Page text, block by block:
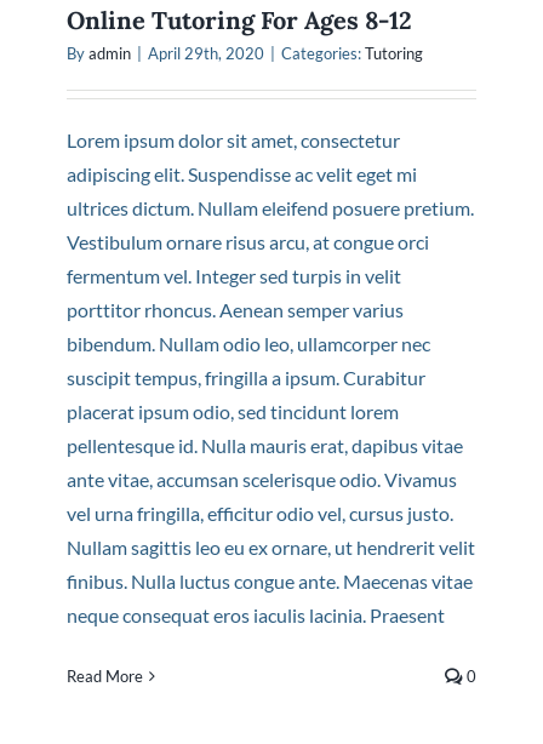
Online Tutoring For Ages 8-12
Byadmin April 29th, 2020 Categories:Tutoring
Lorem ipsum dolor sit amet, consectetur
adipiscing elit. Suspendisse ac velit eget mi
ultrices dictum. Nullam eleifend posuere pretium.
Vestibulum ornare risus arcu, at congue orci
fermentum vel. Integer sed turpis in velit
porttitor rhoncus. Aenean semper varius
bibendum. Nullam odio leo, ullamcorper nec
suscipit tempus, fringilla a ipsum. Curabitur
placerat ipsum odio, sed tincidunt lorem
pellentesque id. Nulla mauris erat, dapibus vitae
ante vitae, accumsan scelerisque odio. Vivamus
vel urna fringilla, efficitur odio vel, cursus justo.
Nullam sagittis leo eu ex ornare, ut hendrerit velit
finibus. Nulla luctus congue ante. Maecenas vitae
neque consequat eros iaculis lacinia. Praesent
Read More 0